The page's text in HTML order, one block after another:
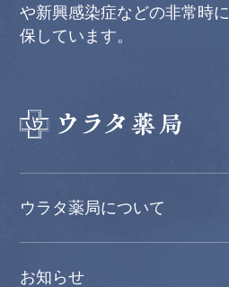
や新興感染症などの非常時
保しています。
ウラタ薬局について
お知らせ